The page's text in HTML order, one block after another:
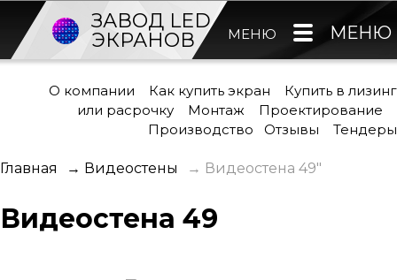
ЗАВОД LED
ЭКРАНОВ
МЕНЮ МЕНЮ
О компании Как купить экран
Купить в лизинг
или расрочку
Монтаж
Проектирование
Производство
Отзывы Тендеры
Главная → Видеостены → Видеостена 49"
Видеостена 49